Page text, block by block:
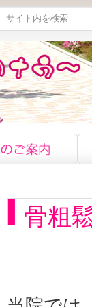
検索
骨粗